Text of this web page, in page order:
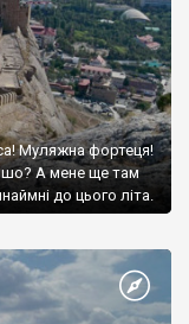
Муляжна фортеця!
шо? А мене ще там
до цього літа.